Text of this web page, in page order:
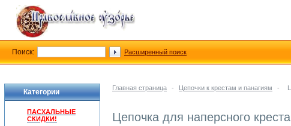
Главная страница - Цепочки к крестам и панагиям -
Цепочка для наперсного
Категории
ПАСХАЛЬНЫЕ
СКИДКИ!
Поиск: Расширенный поиск